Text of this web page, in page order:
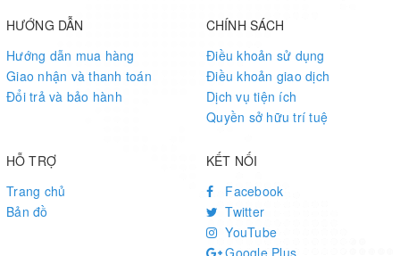
HƯỚNG DẪN
Hướng dẫn mua hàng
Giao nhận và thanh toán
Đổi trả và bảo hành
CHÍNH SÁCH
Điều khoản sử dụng
Điều khoản giao dịch
Dịch vụ tiện ích
Quyền sở hữu trí tuệ
HỖ TRỢ
Trang chủ
Bản đồ
KẾT NỐI
Facebook
Twitter
YouTube